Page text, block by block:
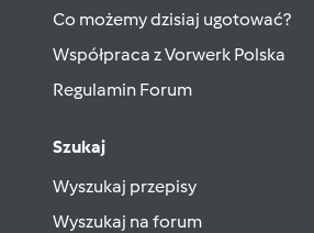
Co możemy dzisiaj ugotować?
Współpraca z Vorwerk Polska
Regulamin Forum
Szukaj
Wyszukaj przepisy
Wyszukaj na forum